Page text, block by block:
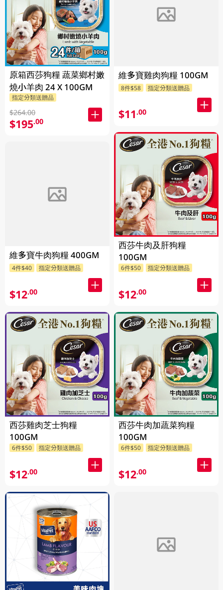
原箱西莎狗糧 蔬菜鄉村嫩
燒小羊肉 24 X 100GM
指定分類送贈品
$264.00
$195.00
維多寶牛肉狗糧 400GM
4件$40 指定分類送贈品
$12.00
西莎雞肉芝士狗糧
100GM
6件$50 指定分類送贈品
$12.00
維多寶雞肉狗糧 100GM
8件$58 指定分類送贈品
$11.00
西莎牛肉及肝狗糧
100GM
6件$50 指定分類送贈品
$12.00
西莎牛肉加蔬菜狗糧
100GM
6件$50 指定分類送贈品
$12.00